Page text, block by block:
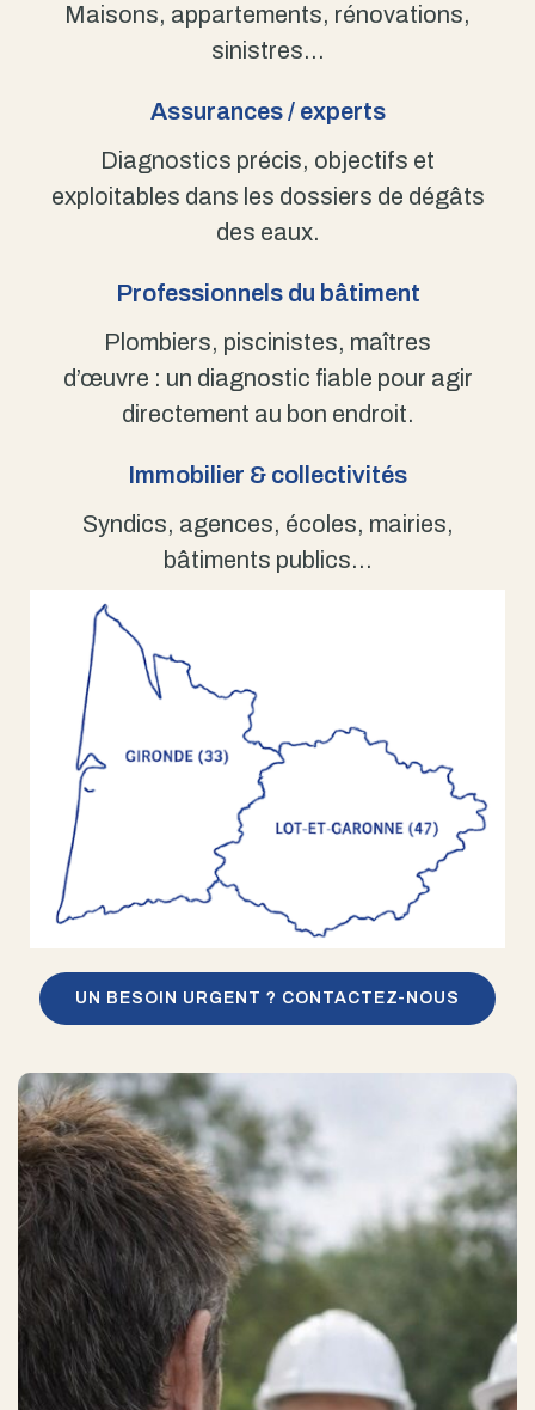
Maisons, appartements, rénovations,
sinistres…
Assurances / experts
Diagnostics précis, objectifs et
exploitables dans les dossiers de dégâts
des eaux.
Professionnels du bâtiment
Plombiers, piscinistes, maîtres
d’œuvre : un diagnostic fiable pour agir
directement au bon endroit.
Immobilier & collectivités
Syndics, agences, écoles, mairies,
bâtiments publics…
UN BESOIN URGENT ? CONTACTEZ-NOUS